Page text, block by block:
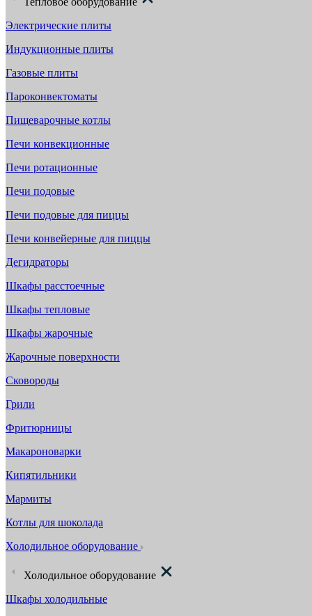
Электрические плиты
Индукционные плиты
Газовые плиты
Пароконвектоматы
Пищеварочные котлы
Печи конвекционные
Печи ротационные
Печи подовые
Печи подовые для пиццы
Печи конвейерные для пиццы
Дегидраторы
Шкафы расстоечные
Шкафы тепловые
Шкафы жарочные
Жарочные поверхности
Сковороды
Грили
Фритюрницы
Макароноварки
Кипятильники
Мармиты
Котлы для шоколада
Холодильное оборудование
Холодильное оборудование
Шкафы холодильные